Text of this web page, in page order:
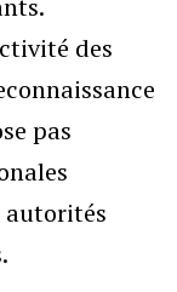
des
pas
autorités